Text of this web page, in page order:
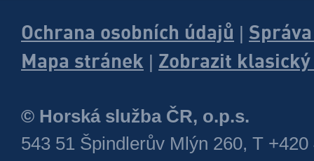
Ochrana osobních údajů
Mapa stránek
Zobrazit
© Horská služba ČR, o.p.s.
543 51 Špindlerův Mlýn 260, T +420